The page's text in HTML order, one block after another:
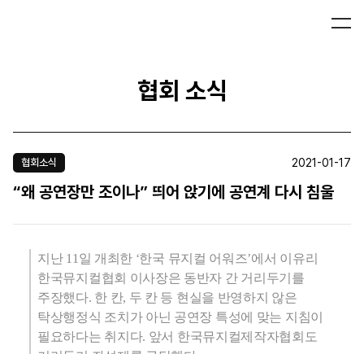
협회 소식
협회소식 2021-01-17
“왜 공연장만 조이나” 띄어 앉기에 공연계 다시 침울
지난 11 일 개최한 ‘한국 뮤지컬 어워즈’에서 이유리
한국뮤지컬협회 이사장은 동반자 간 거리두기를
주장했다. 한 칸, 두 칸 등 현실을 반영하지 않은
탁상행정식 조치가 아닌 공연장 특성에 맞는 지침이
필요하다는 취지다. 앞서 한국뮤지컬제작자협회도